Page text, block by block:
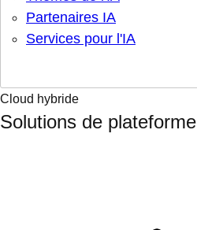
Partenaires IA
Services pour l'IA
Cloud hybride
Solutions de plateforme